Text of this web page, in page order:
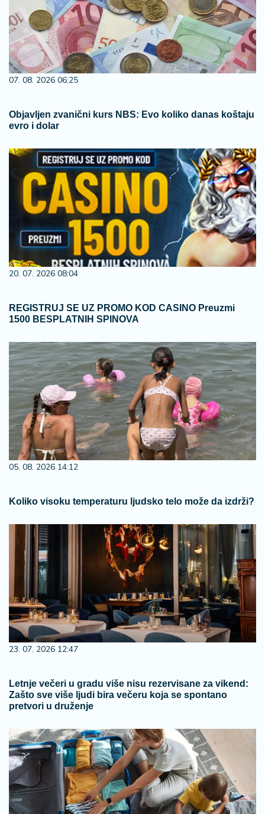
07. 08. 2026 06:25
Objavljen zvanični kurs NBS: Evo koliko danas koštaju
evro i dolar
20. 07. 2026 08:04
REGISTRUJ SE UZ PROMO KOD CASINO Preuzmi
1500 BESPLATNIH SPINOVA
05. 08. 2026 14:12
Koliko visoku temperaturu ljudsko telo može da izdrži?
23. 07. 2026 12:47
Letnje večeri u gradu više nisu rezervisane za vikend:
Zašto sve više ljudi bira večeru koja se spontano
pretvori u druženje